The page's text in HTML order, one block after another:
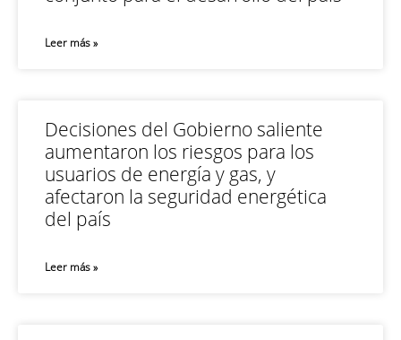
Leer más »
Decisiones del Gobierno saliente
aumentaron los riesgos para los
usuarios de energía y gas, y
afectaron la seguridad energética
del país
Leer más »